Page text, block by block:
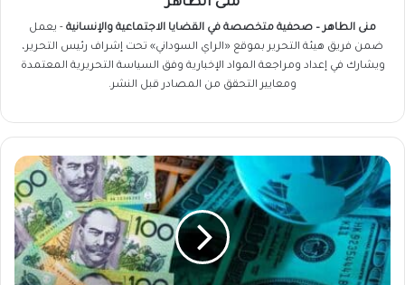
منى الطاهر – صحفية متخصصة في القضايا الاجتماعية والإنسانية - يعمل
ضمن فريق هيئة التحرير بموقع «الراي السوداني» تحت إشراف رئيس التحرير،
ويشارك في إعداد ومراجعة المواد الإخبارية وفق السياسة التحريرية المعتمدة
ومعايير التحقق من المصادر قبل النشر.
رقم
صـ..ـادم
لـ
الدولار
اليوم
يُربك
التجار